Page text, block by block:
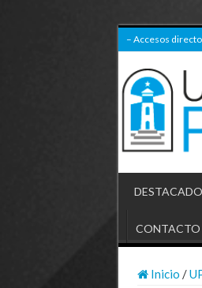
– Accesos
CONTACTO
Inicio /